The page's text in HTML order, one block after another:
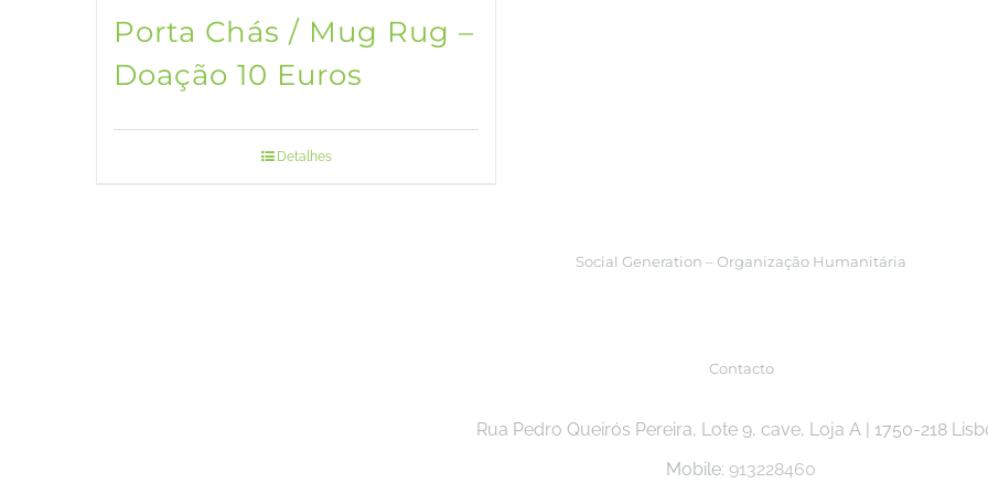
Porta Chás / Mug Rug –
Doação 10 Euros
Detalhes
Social Generation – Organização Humanitária
Contacto
Rua Pedro Queirós Pereira, Lote 9, cave, Loja A | 1750-218
Mobile: 913228460